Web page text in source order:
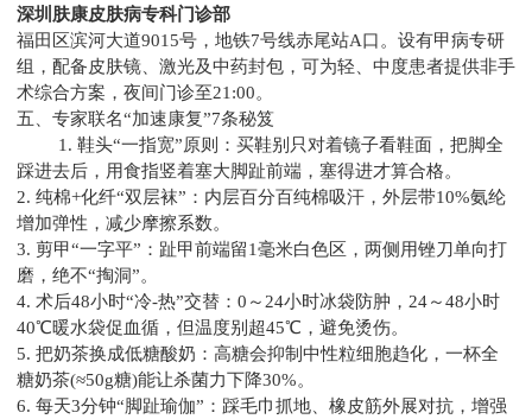
深圳肤康皮肤病专科门诊部
福田区滨河大道9015号，地铁7号线赤尾站A口。设有甲病专研
组，配备皮肤镜、激光及中药封包，可为轻、中度患者提供非手
术综合方案，夜间门诊至21:00。
五、专家联名“加速康复”7条秘笈
1. 鞋头“一指宽”原则：买鞋别只对着镜子看鞋面，把脚全
踩进去后，用食指竖着塞大脚趾前端，塞得进才算合格。
2. 纯棉+化纤“双层袜”：内层百分百纯棉吸汗，外层带10%氨纶
增加弹性，减少摩擦系数。
3. 剪甲“一字平”：趾甲前端留1毫米白色区，两侧用锉刀单向打
磨，绝不“掏洞”。
4. 术后48小时“冷-热”交替：0～24小时冰袋防肿，24～48小时
40℃暖水袋促血循，但温度别超45℃，避免烫伤。
5. 把奶茶换成低糖酸奶：高糖会抑制中性粒细胞趋化，一杯全
糖奶茶(≈50g糖)能让杀菌力下降30%。
6. 每天3分钟“脚趾瑜伽”：踩毛巾抓地、橡皮筋外展对抗，增强